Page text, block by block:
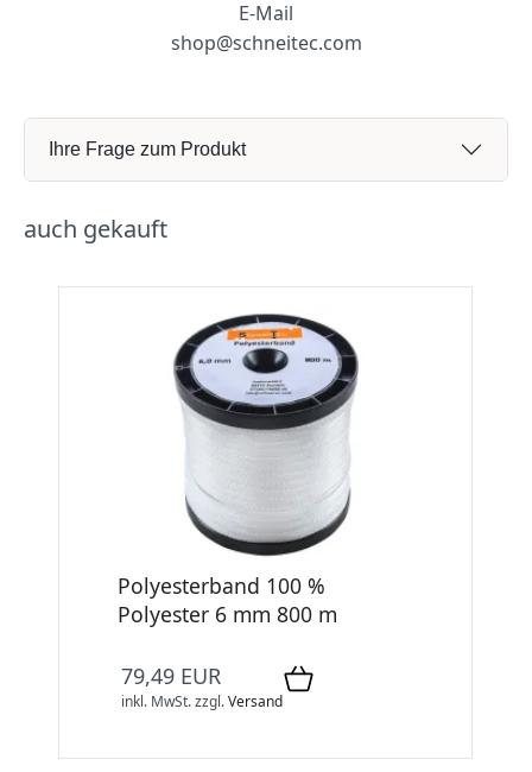
E-Mail
shop@schneitec.com
Ihre Frage zum Produkt
auch gekauft
Polyesterband 100 %
Polyester 6 mm 800 m
79,49 EUR
inkl. MwSt.zzgl.Versand